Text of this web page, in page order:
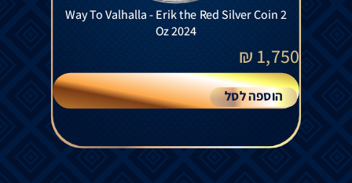
Way To Valhalla - Erik the Red Silver Coin 2
Oz 2024
1,750
₪
הוספה לסל